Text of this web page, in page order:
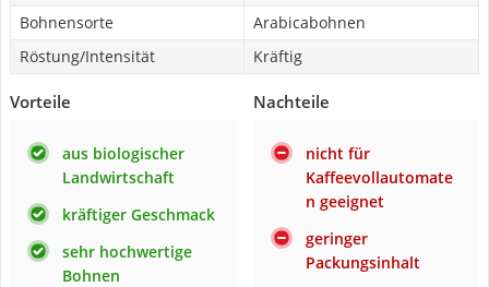
Bohnensorte
Arabicabohnen
Röstung/Intensität
Kräftig
Vorteile
aus biologischer
Landwirtschaft
kräftiger Geschmack
sehr hochwertige
Bohnen
Nachteile
nicht für
Kaffeevollautomate
n geeignet
geringer
Packungsinhalt